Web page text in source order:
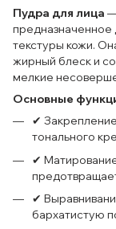
Пудра для лица —
предназначенное
текстуры кожи.
жирный блеск и
мелкие
Основные
✔
тонального
✔
✔
бархатистую